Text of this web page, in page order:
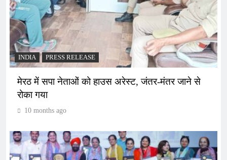
INDIA PRESS RELEASE
मेरठ में सपा नेताओं को हाउस अरेस्ट, जंतर-मंतर जाने से
रोका गया
10 months ago